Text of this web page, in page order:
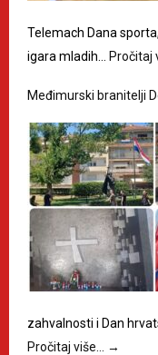
Telemach Dana
igara mladih…
Pročitaj
Međimurski branitelji
zahvalnosti i Dan
Pročitaj više…
→